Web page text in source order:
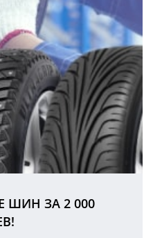
ШИН ЗА 2 000